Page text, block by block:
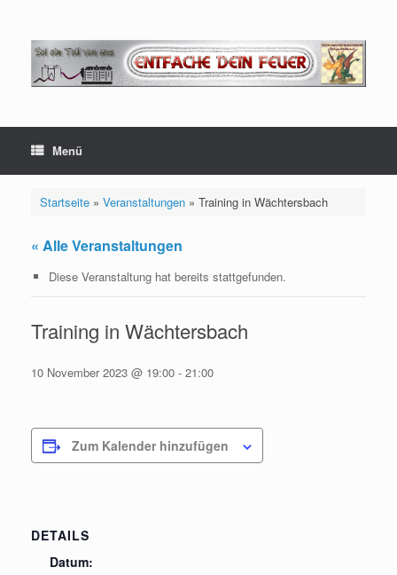
springen
Menü
Startseite» Veranstaltungen» Training in Wächtersbach
« Alle Veranstaltungen
Diese Veranstaltung hat bereits stattgefunden.
Training in Wächtersbach
10 November 2023 @ 19:00 - 21:00
Zum Kalender hinzufügen
DETAILS
Datum: